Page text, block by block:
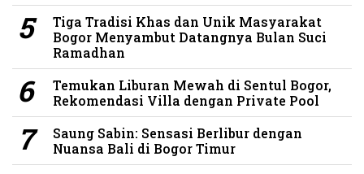
Tiga Tradisi Khas dan Unik Masyarakat
Bogor Menyambut Datangnya Bulan Suci
Ramadhan
Temukan Liburan Mewah di Sentul Bogor,
Rekomendasi Villa dengan Private Pool
Saung Sabin: Sensasi Berlibur dengan
Nuansa Bali di Bogor Timur